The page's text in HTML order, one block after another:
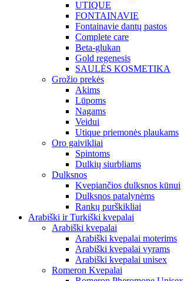
UTIQUE
FONTAINAVIE
Fontainavie dantų pastos
Complete care
Beta-glukan
Gold regenesis
SAULĖS KOSMETIKA
Grožio prekės
Akims
Lūpoms
Nagams
Veidui
Utique priemonės plaukams
Oro gaivikliai
Spintoms
Dulkių siurbliams
Dulksnos
Kvepiančios dulksnos kūnui
Dulksnos patalynėms
Rankų purškikliai
Arabiški ir Turkiški kvepalai
Arabiški kvepalai
Arabiški kvepalai moterims
Arabiški kvepalai vyrams
Arabiški kvepalai unisex
Romeron Kvepalai